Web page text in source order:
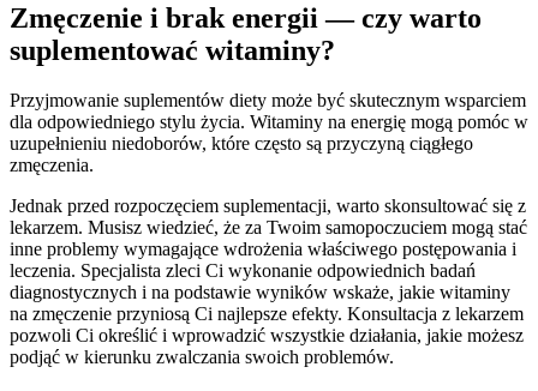
Zmęczenie i brak energii — czy warto
suplementować witaminy?
Przyjmowanie suplementów diety może być skutecznym wsparciem
dla odpowiedniego stylu życia. Witaminy na energię mogą pomóc w
uzupełnieniu niedoborów, które często są przyczyną ciągłego
zmęczenia.
Jednak przed rozpoczęciem suplementacji, warto skonsultować się z
lekarzem. Musisz wiedzieć, że za Twoim samopoczuciem mogą stać
inne problemy wymagające wdrożenia właściwego postępowania i
leczenia. Specjalista zleci Ci wykonanie odpowiednich badań
diagnostycznych i na podstawie wyników wskaże, jakie witaminy
na zmęczenie przyniosą Ci najlepsze efekty. Konsultacja z lekarzem
pozwoli Ci określić i wprowadzić wszystkie działania, jakie możesz
podjąć w kierunku zwalczania swoich problemów.